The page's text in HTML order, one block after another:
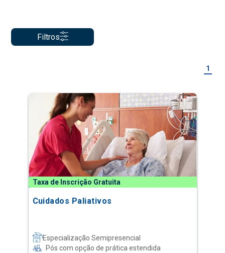
Filtros
1
Taxa de Inscrição Gratuita
Cuidados Paliativos
Especialização Semipresencial
Pós com opção de prática estendida